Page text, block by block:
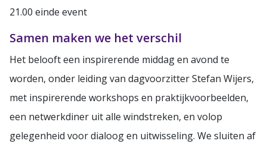
21.00 einde event
Samen maken we het verschil
Het belooft een inspirerende middag en avond te
worden, onder leiding van dagvoorzitter Stefan Wijers,
met inspirerende workshops en praktijkvoorbeelden,
een netwerkdiner uit alle windstreken, en volop
gelegenheid voor dialoog en uitwisseling. We sluiten af